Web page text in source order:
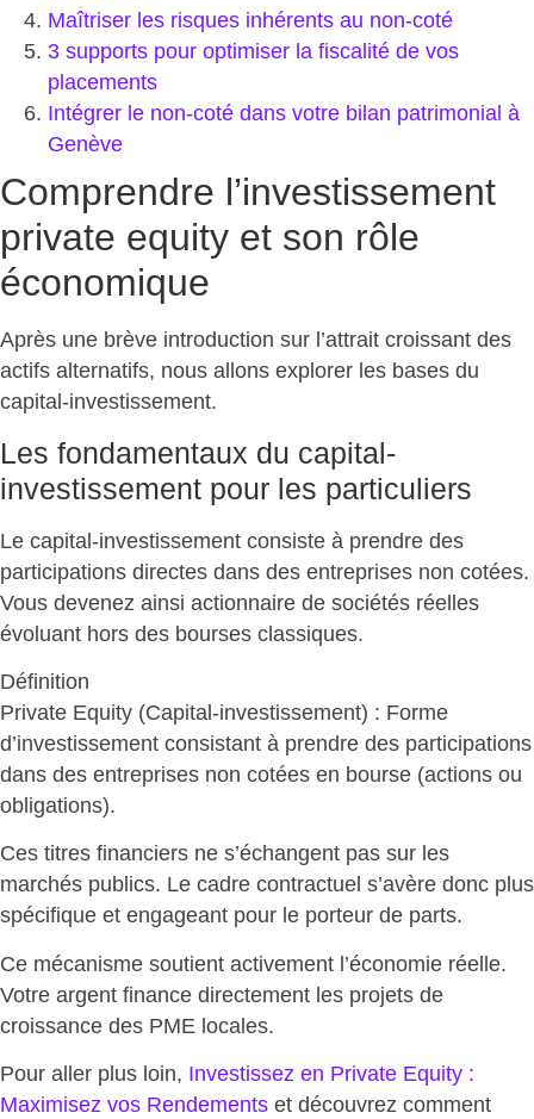
Maîtriser les risques inhérents au non-coté
3 supports pour optimiser la fiscalité de vos
placements
Intégrer le non-coté dans votre bilan patrimonial à
Genève
Comprendre l’investissement
private equity et son rôle
économique
Après une brève introduction sur l’attrait croissant des
actifs alternatifs, nous allons explorer les bases du
capital-investissement.
Les fondamentaux du capital-
investissement pour les particuliers
Le capital-investissement consiste à prendre des
participations directes dans des entreprises non cotées.
Vous devenez ainsi actionnaire de sociétés réelles
évoluant hors des bourses classiques.
Définition
Private Equity (Capital-investissement) : Forme
d’investissement consistant à prendre des participations
dans des entreprises non cotées en bourse (actions ou
obligations).
Ces titres financiers ne s’échangent pas sur les
marchés publics. Le cadre contractuel s’avère donc plus
spécifique et engageant pour le porteur de parts.
Ce mécanisme soutient activement l’économie réelle.
Votre argent finance directement les projets de
croissance des PME locales.
Pour aller plus loin, Investissez en Private Equity :
Maximisez vos Rendements et découvrez comment